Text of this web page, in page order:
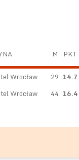
M PKT
Wrocław 29 14.7
Wrocław 44 16.4